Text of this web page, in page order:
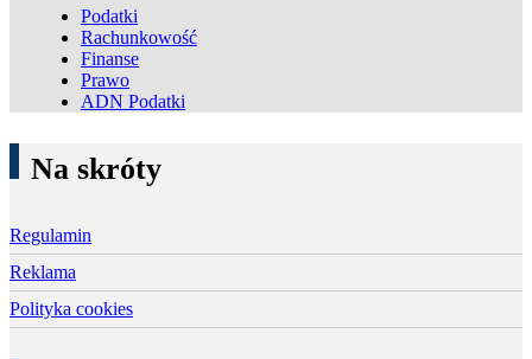
Podatki
Rachunkowość
Finanse
Prawo
ADN Podatki
Na skróty
Regulamin
Reklama
Polityka cookies